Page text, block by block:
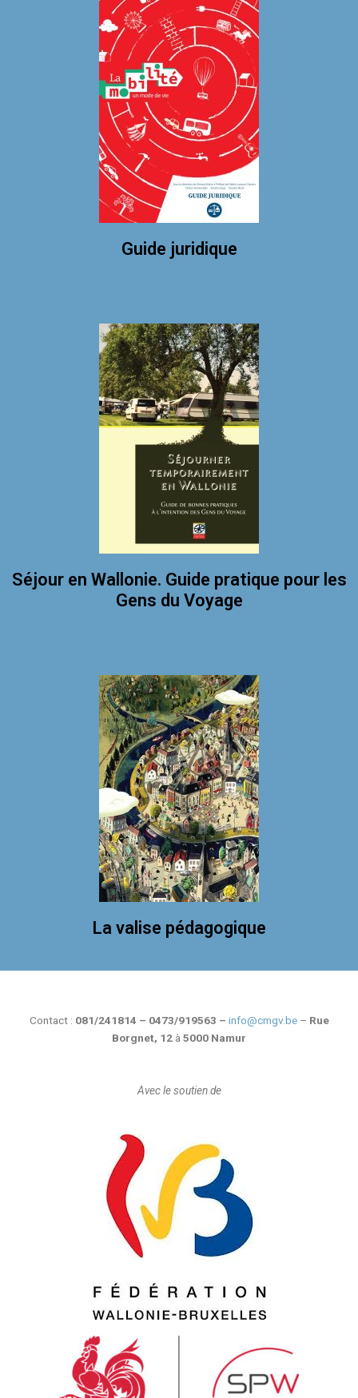
Guide juridique
Séjour en Wallonie. Guide pratique pour les
Gens du Voyage
La valise pédagogique
Contact : 081/241814 – 0473/919563 – info@cmgv.be– Rue
Borgnet, 12 à 5000 Namur
Avec le soutien de